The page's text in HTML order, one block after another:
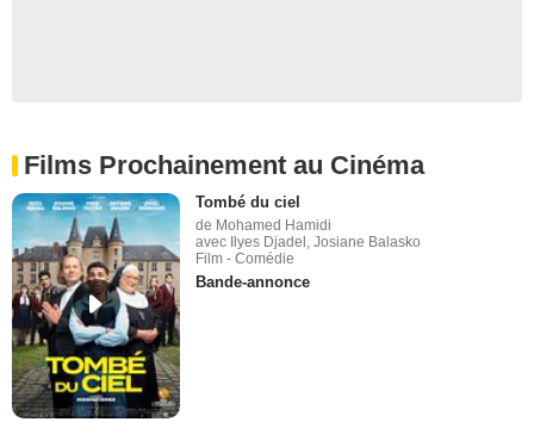
Films Prochainement au Cinéma
Tombé du ciel
de Mohamed Hamidi
avec Ilyes Djadel, Josiane Balasko
Film - Comédie
Bande-annonce